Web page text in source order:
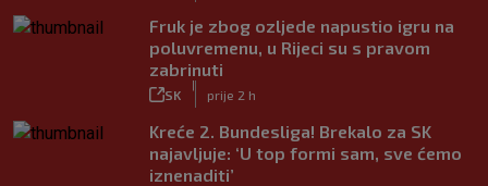
Fruk je zbog ozljede napustio igru na
poluvremenu, u Rijeci su s pravom
zabrinuti
SK prije 2 h
Kreće 2. Bundesliga! Brekalo za SK
najavljuje: ‘U top formi sam, sve ćemo
iznenaditi’